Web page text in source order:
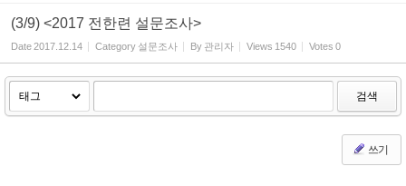
(3/9) <2017 전한련 설문조사>
Date2017.12.14 Category 설문조사 By 관리자 Views 1540 Votes 0
검색
쓰기